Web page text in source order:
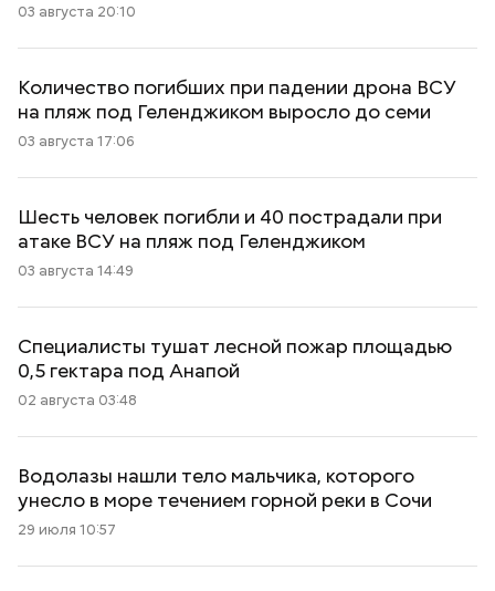
03 августа 20:10
Количество погибших при падении дрона ВСУ
на пляж под Геленджиком выросло до семи
03 августа 17:06
Шесть человек погибли и 40 пострадали при
атаке ВСУ на пляж под Геленджиком
03 августа 14:49
Специалисты тушат лесной пожар площадью
0,5 гектара под Анапой
02 августа 03:48
Водолазы нашли тело мальчика, которого
унесло в море течением горной реки в Сочи
29 июля 10:57